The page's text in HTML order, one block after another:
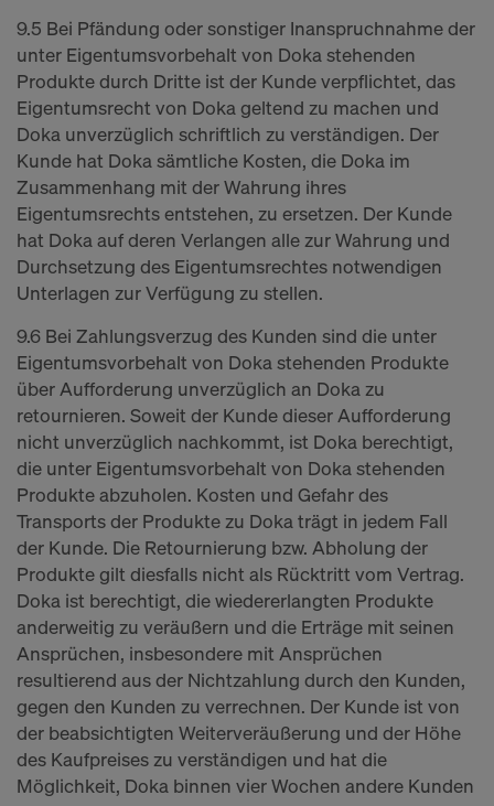
9.5 Bei Pfändung oder sonstiger Inanspruchnahme der
unter Eigentumsvorbehalt von Doka stehenden
Produkte durch Dritte ist der Kunde verpflichtet, das
Eigentumsrecht von Doka geltend zu machen und
Doka unverzüglich schriftlich zu verständigen. Der
Kunde hat Doka sämtliche Kosten, die Doka im
Zusammenhang mit der Wahrung ihres
Eigentumsrechts entstehen, zu ersetzen. Der Kunde
hat Doka auf deren Verlangen alle zur Wahrung und
Durchsetzung des Eigentumsrechtes notwendigen
Unterlagen zur Verfügung zu stellen.
9.6 Bei Zahlungsverzug des Kunden sind die unter
Eigentumsvorbehalt von Doka stehenden Produkte
über Aufforderung unverzüglich an Doka zu
retournieren. Soweit der Kunde dieser Aufforderung
nicht unverzüglich nachkommt, ist Doka berechtigt,
die unter Eigentumsvorbehalt von Doka stehenden
Produkte abzuholen. Kosten und Gefahr des
Transports der Produkte zu Doka trägt in jedem Fall
der Kunde. Die Retournierung bzw. Abholung der
Produkte gilt diesfalls nicht als Rücktritt vom Vertrag.
Doka ist berechtigt, die wiedererlangten Produkte
anderweitig zu veräußern und die Erträge mit seinen
Ansprüchen, insbesondere mit Ansprüchen
resultierend aus der Nichtzahlung durch den Kunden,
gegen den Kunden zu verrechnen. Der Kunde ist von
der beabsichtigten Weiterveräußerung und der Höhe
des Kaufpreises zu verständigen und hat die
Möglichkeit, Doka binnen vier Wochen andere Kunden